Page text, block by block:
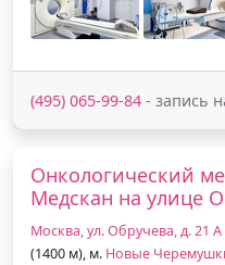
(495) 065-99-84 - запись
Онкологический
Медскан на улице
Москва, ул. Обручева, д. 21 А
(1400 м), м. Новые